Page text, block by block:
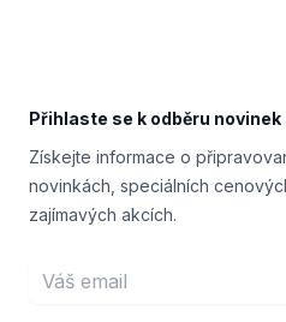
Přihlaste se k odběru novinek
Získejte informace o
novinkách, speciálních
zajímavých akcích.
Email address